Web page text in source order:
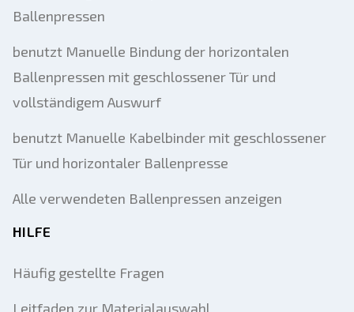
Ballenpressen
benutzt Manuelle Bindung der horizontalen
Ballenpressen mit geschlossener Tür und
vollständigem Auswurf
benutzt Manuelle Kabelbinder mit geschlossener
Tür und horizontaler Ballenpresse
Alle verwendeten Ballenpressen anzeigen
HILFE
Häufig gestellte Fragen
Leitfaden zur Materialauswahl